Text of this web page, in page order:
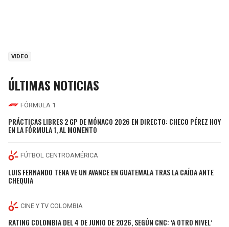
VIDEO
ÚLTIMAS NOTICIAS
FÓRMULA 1
PRÁCTICAS LIBRES 2 GP DE MÓNACO 2026 EN DIRECTO: CHECO PÉREZ HOY
EN LA FÓRMULA 1, AL MOMENTO
FÚTBOL CENTROAMÉRICA
LUIS FERNANDO TENA VE UN AVANCE EN GUATEMALA TRAS LA CAÍDA ANTE
CHEQUIA
CINE Y TV COLOMBIA
RATING COLOMBIA DEL 4 DE JUNIO DE 2026, SEGÚN CNC: ‘A OTRO NIVEL’